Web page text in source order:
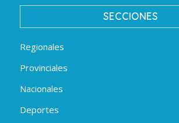
SECCIONES
Regionales
Provinciales
Nacionales
Deportes